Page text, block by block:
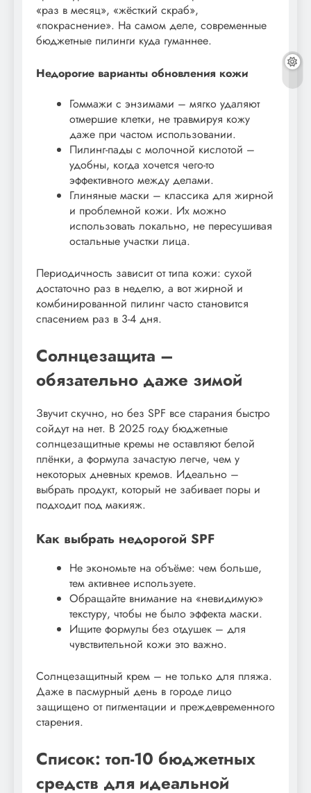
«раз в месяц», «жёсткий скраб»,
«покраснение». На самом деле, современные
бюджетные пилинги куда гуманнее.
Недорогие варианты обновления кожи
Гоммажи с энзимами – мягко удаляют
отмершие клетки, не травмируя кожу
даже при частом использовании.
Пилинг-пады с молочной кислотой –
удобны, когда хочется чего-то
эффективного между делами.
Глиняные маски – классика для жирной
и проблемной кожи. Их можно
использовать локально, не пересушивая
остальные участки лица.
Периодичность зависит от типа кожи: сухой
достаточно раз в неделю, а вот жирной и
комбинированной пилинг часто становится
спасением раз в 3-4 дня.
Солнцезащита –
обязательно даже зимой
Звучит скучно, но без SPF все старания быстро
сойдут на нет. В 2025 году бюджетные
солнцезащитные кремы не оставляют белой
плёнки, а формула зачастую легче, чем у
некоторых дневных кремов. Идеально –
выбрать продукт, который не забивает поры и
подходит под макияж.
Как выбрать недорогой SPF
Не экономьте на объёме: чем больше,
тем активнее используете.
Обращайте внимание на «невидимую»
текстуру, чтобы не было эффекта маски.
Ищите формулы без отдушек – для
чувствительной кожи это важно.
Солнцезащитный крем – не только для пляжа.
Даже в пасмурный день в городе лицо
защищено от пигментации и преждевременного
старения.
Список: топ-10 бюджетных
средств для идеальной